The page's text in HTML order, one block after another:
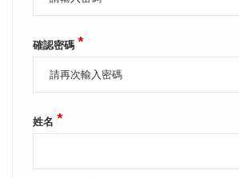
確認密碼 *
姓名 *